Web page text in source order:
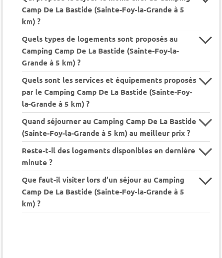
Camp De La Bastide (Sainte-Foy-la-Grande à 5
km) ?
Quels types de logements sont proposés au
Camping Camp De La Bastide (Sainte-Foy-la-
Grande à 5 km) ?
Quels sont les services et équipements proposés
par le Camping Camp De La Bastide (Sainte-Foy-
la-Grande à 5 km) ?
Quand séjourner au Camping Camp De La Bastide
(Sainte-Foy-la-Grande à 5 km) au meilleur prix ?
Reste-t-il des logements disponibles en dernière
minute ?
Que faut-il visiter lors d’un séjour au Camping
Camp De La Bastide (Sainte-Foy-la-Grande à 5
km) ?